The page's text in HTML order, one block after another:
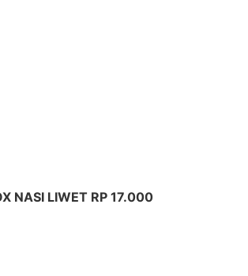
NASI LIWET RP 17.000